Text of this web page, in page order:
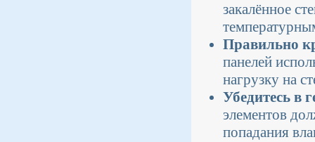
закалённое
Правильно
панелей
нагрузку на
Убедитесь в
элементов
попадания